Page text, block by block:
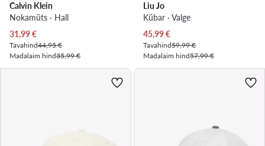
Calvin Klein
Nokamüts · Hall
Praegune hind
31,99€
Tavahind44,95 €
Madalaim hind35,99 €
Liu Jo
Kübar · Valge
Praegune hind
45,99€
Tavahind59,99 €
Madalaim hind57,99 €